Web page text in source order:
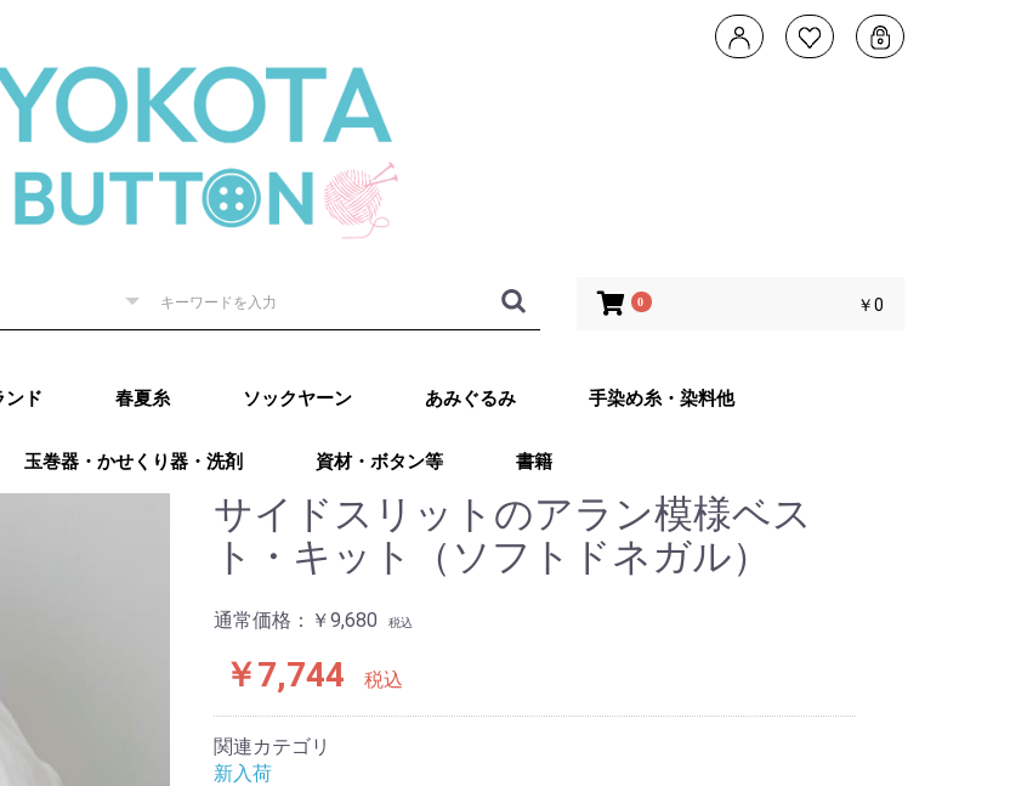
0 ￥0
パピー)
（ダルマ）
（リッチ
ンド毛糸
ナスカ）
ラング）
ティア）
ス
パピー)
（ダルマ）
（リッチ
ンド毛糸
ング)
ンド
パピー)リッチ
ダルマ)
ナカ（内藤商
ヤモンド毛糸
ケビクター
ー（元廣)
ムパス
ヘンアート
リエksk
ラング)
（カティア）
オパール)
（レギア）
LANA（プロラ
Hugs（ウー
マラブ
ローワン）
アリゼ）（アース
duTHE
（アディ）
（リッケ）
バー
ーリップ
pro（ニットプ（ラ
（プリム）
ヴォーグ社
ギ繊維
春夏糸
Puppy (パピー)春夏
RICHMORE（リッチ
DARUMA（ダルマ）
ハマナカ 春夏
NASKA（ナスカ）
ダイヤモンド毛糸
ニッケビクター 春
スキー（元廣）春夏
メルヘンアート 春
LANG（ラング）春
Katia（カティア）
Opal（オパール）春
REGIA（レギア）春
PRO LANA（プロラ
malabrigo（マラブ
ROWAN (ローワ
alize (アリゼ）春夏
Urthyarns（アース
DMC
タカギ繊維
ソックヤーン あみぐるみ
エルタデザイン 武
ルキット
なわともこのカメレ
その他 あみぐるみ
手染め糸・染料他
玉巻器・かせくり器・洗剤 資材・ボタン等 書籍
サイドスリットのアラン模様ベス
ト・キット（ソフトドネガル）
通常価格： ￥9,680 税込
￥7,744 税込
関連カテゴリ
新入荷